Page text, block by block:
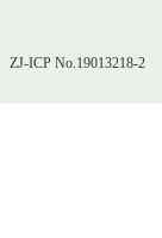
ZJ-ICP No.19013218-2